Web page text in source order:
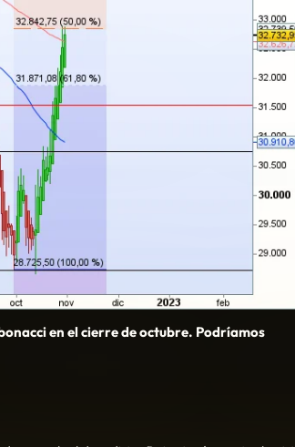
en el cierre de octubre. Podríamos